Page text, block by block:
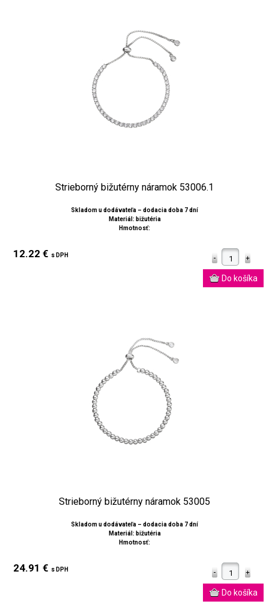
Strieborný bižutérny náramok 53006.1
Skladom u dodávateľa – dodacia doba 7 dní
Materiál: bižutéria
Hmotnosť:
12.22 € s DPH
Strieborný bižutérny náramok 53005
Skladom u dodávateľa – dodacia doba 7 dní
Materiál: bižutéria
Hmotnosť:
24.91 € s DPH